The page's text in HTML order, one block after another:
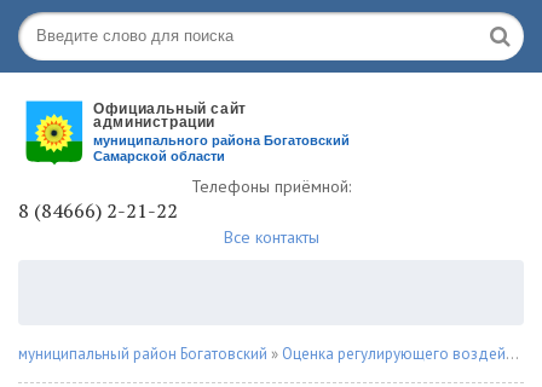
Телефоны приёмной:
8 (84666) 2-21-22
Все контакты
муниципальный район Богатовский » Оценка регулирующего воздействия